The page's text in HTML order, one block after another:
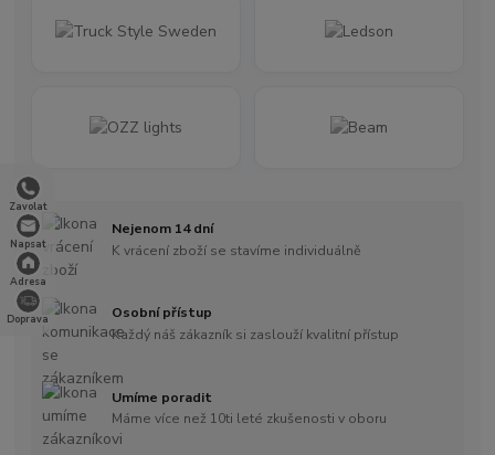
Zavolat
Napsat
Adresa
Doprava
Nejenom 14 dní
K vrácení zboží se stavíme individuálně
Osobní přístup
Každý náš zákazník si zaslouží kvalitní přístup
Umíme poradit
Máme více než 10ti leté zkušenosti v oboru